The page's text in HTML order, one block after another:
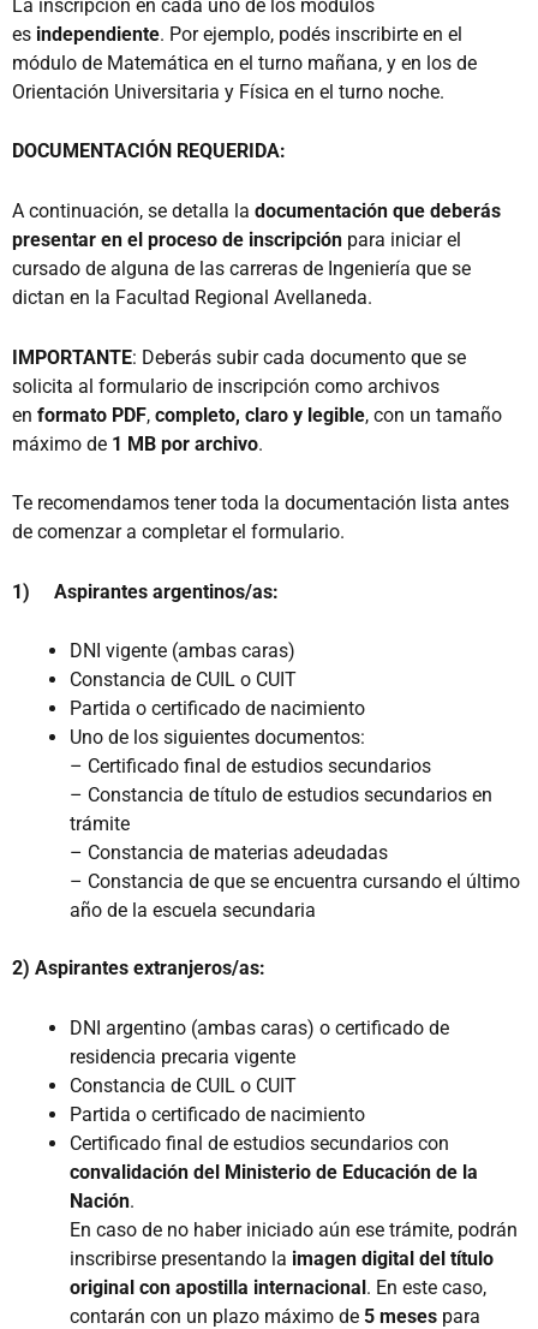
La inscripción en cada uno de los módulos
es independiente. Por ejemplo, podés inscribirte en el
módulo de Matemática en el turno mañana, y en los de
Orientación Universitaria y Física en el turno noche.
DOCUMENTACIÓN REQUERIDA:
A continuación, se detalla la documentación que deberás
presentar en el proceso de inscripción para iniciar el
cursado de alguna de las carreras de Ingeniería que se
dictan en la Facultad Regional Avellaneda.
IMPORTANTE: Deberás subir cada documento que se
solicita al formulario de inscripción como archivos
en formato PDF, completo, claro y legible, con un tamaño
máximo de 1 MB por archivo.
Te recomendamos tener toda la documentación lista antes
de comenzar a completar el formulario.
1) Aspirantes argentinos/as:
DNI vigente (ambas caras)
Constancia de CUIL o CUIT
Partida o certificado de nacimiento
Uno de los siguientes documentos:
– Certificado final de estudios secundarios
– Constancia de título de estudios secundarios en
trámite
– Constancia de materias adeudadas
– Constancia de que se encuentra cursando el último
año de la escuela secundaria
2) Aspirantes extranjeros/as:
DNI argentino (ambas caras) o certificado de
residencia precaria vigente
Constancia de CUIL o CUIT
Partida o certificado de nacimiento
Certificado final de estudios secundarios con
convalidación del Ministerio de Educación de la
Nación.
En caso de no haber iniciado aún ese trámite, podrán
inscribirse presentando la imagen digital del título
original con apostilla internacional. En este caso,
contarán con un plazo máximo de 5 meses para